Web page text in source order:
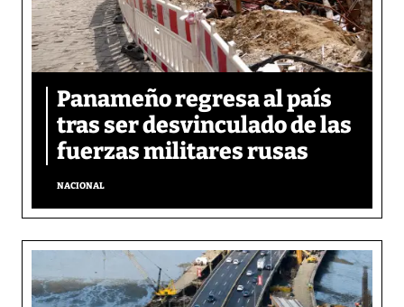
Panameño regresa al país
tras ser desvinculado de las
fuerzas militares rusas
NACIONAL